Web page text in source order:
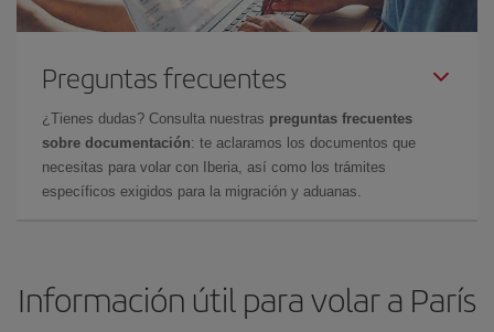
Preguntas frecuentes
¿Tienes dudas? Consulta nuestras preguntas frecuentes
sobre documentación: te aclaramos los documentos que
necesitas para volar con Iberia, así como los trámites
específicos exigidos para la migración y aduanas.
Información útil para volar a París